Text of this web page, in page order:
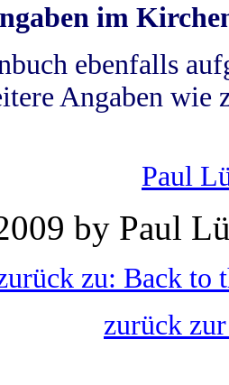
im
ebenfalls
Angaben wie
Paul
by Paul
zu: Back to
zurück